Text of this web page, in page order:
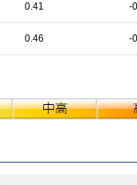
0.41 -
0.46 -